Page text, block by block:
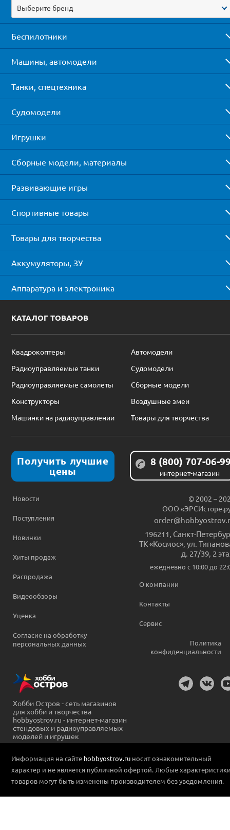
Выберите бренд
Беспилотники
Машины, автомодели
Танки, спецтехника
Судомодели
Игрушки
Сборные модели, материалы
Развивающие игры
Спортивные товары
Товары для творчества
Аккумуляторы, ЗУ
Аппаратура и электроника
КАТАЛОГ ТОВАРОВ
Квадрокоптеры
Автомодели
Радиоуправляемые танки
Судомодели
Радиоуправляемые самолеты
Сборные модели
Конструкторы
Воздушные змеи
Машинки на радиоуправлении
Товары для творчества
Получить лучшие
цены
8 (800) 707-06-
интернет-магазин
Новости
Поступления
Новинки
Хиты продаж
Распродажа
Видеообзоры
Уценка
Согласие на обработку
персональных данных
© 2002 –
ООО
196211 Санкт-
ТК «Космос», ул.
д. 27/39, 2
ежедневно c 10:00 до
О компании
Контакты
Сервис
Политика
конфиденциальности
Хобби Остров - сеть магазинов
для хобби и творчества
hobbyostrov.ru - интернет-магазин
стендовых и радиоуправляемых
моделей и игрушек
Информация на сайте hobbyostrov.ru носит ознакомительный
характер и не является публичной офертой. Любые
товаров могут быть изменены производителем без уведомления.